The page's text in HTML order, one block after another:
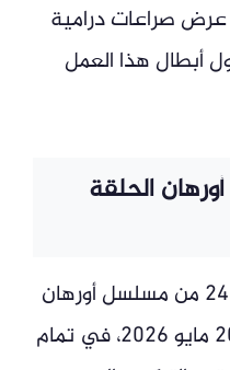
عرض صراعات درامية
أبطال هذا العمل
الحلقة
من المقرر أن تُعرض الحلقة 24 من مسلسل أورهان
مساء يوم الأربعاء الموافق 20 مايو 2026، في تمام